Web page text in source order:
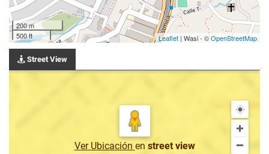
200 m
500 ft
Leaflet | Wasi - ©OpenStreetMap
Street View
Ver Ubicación en street view